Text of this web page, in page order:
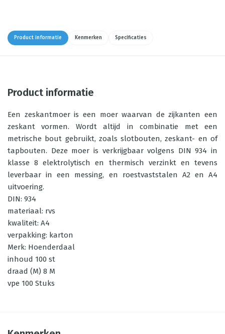
Product informatie Kenmerken Specificaties
Product informatie
Een zeskantmoer is een moer waarvan de zijkanten een
zeskant vormen. Wordt altijd in combinatie met een
metrische bout gebruikt, zoals slotbouten, zeskant- en of
tapbouten. Deze moer is verkrijgbaar volgens DIN 934 in
klasse 8 elektrolytisch en thermisch verzinkt en tevens
leverbaar in een messing, en roestvaststalen A2 en A4
uitvoering.
DIN: 934
materiaal: rvs
kwaliteit: A4
verpakking: karton
Merk: Hoenderdaal
inhoud 100 st
draad (M) 8 M
vpe 100 Stuks